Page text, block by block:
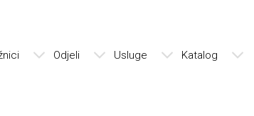
Odjeli Usluge Katalog